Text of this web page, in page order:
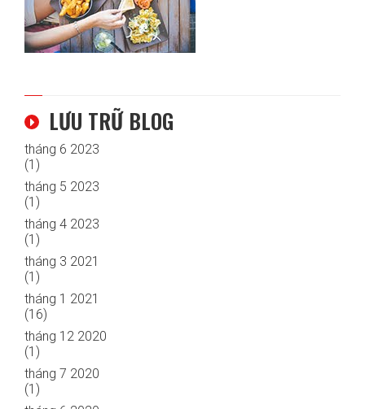
LƯU TRỮ BLOG
tháng 6 2023
(1)
tháng 5 2023
(1)
tháng 4 2023
(1)
tháng 3 2021
(1)
tháng 1 2021
(16)
tháng 12 2020
(1)
tháng 7 2020
(1)